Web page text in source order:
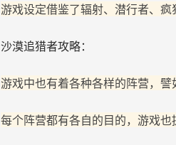
游戏设定借鉴了辐射、潜行者、疯
沙漠追猎者攻略：
游戏中也有着各种各样的阵营，譬
每个阵营都有各自的目的，游戏也